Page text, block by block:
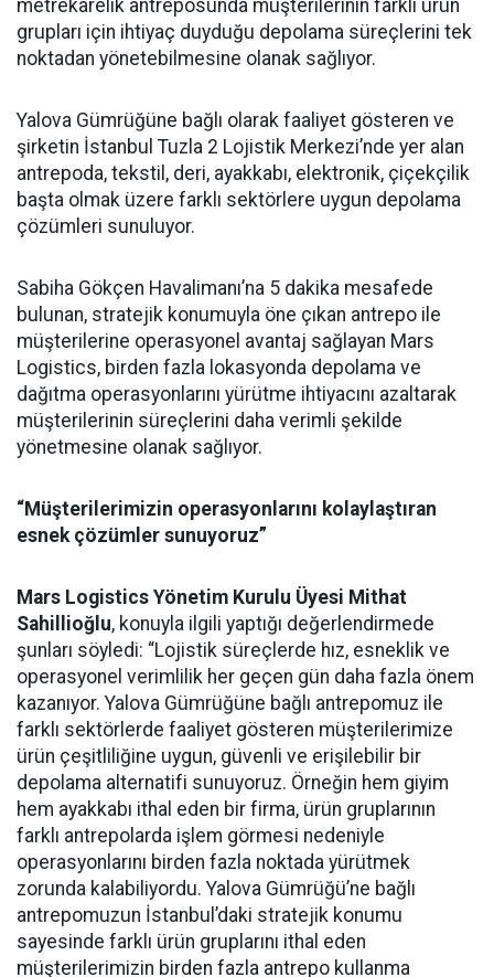
metrekarelik antreposunda müşterilerinin farklı ürün
grupları için ihtiyaç duyduğu depolama süreçlerini tek
noktadan yönetebilmesine olanak sağlıyor.
Yalova Gümrüğüne bağlı olarak faaliyet gösteren ve
şirketin İstanbul Tuzla 2 Lojistik Merkezi’nde yer alan
antrepoda, tekstil, deri, ayakkabı, elektronik, çiçekçilik
başta olmak üzere farklı sektörlere uygun depolama
çözümleri sunuluyor.
Sabiha Gökçen Havalimanı’na 5 dakika mesafede
bulunan, stratejik konumuyla öne çıkan antrepo ile
müşterilerine operasyonel avantaj sağlayan Mars
Logistics, birden fazla lokasyonda depolama ve
dağıtma operasyonlarını yürütme ihtiyacını azaltarak
müşterilerinin süreçlerini daha verimli şekilde
yönetmesine olanak sağlıyor.
“Müşterilerimizin operasyonlarını kolaylaştıran
esnek çözümler sunuyoruz”
Mars Logistics Yönetim Kurulu Üyesi Mithat
Sahillioğlu, konuyla ilgili yaptığı değerlendirmede
şunları söyledi: “Lojistik süreçlerde hız, esneklik ve
operasyonel verimlilik her geçen gün daha fazla önem
kazanıyor. Yalova Gümrüğüne bağlı antrepomuz ile
farklı sektörlerde faaliyet gösteren müşterilerimize
ürün çeşitliliğine uygun, güvenli ve erişilebilir bir
depolama alternatifi sunuyoruz. Örneğin hem giyim
hem ayakkabı ithal eden bir firma, ürün gruplarının
farklı antrepolarda işlem görmesi nedeniyle
operasyonlarını birden fazla noktada yürütmek
zorunda kalabiliyordu. Yalova Gümrüğü’ne bağlı
antrepomuzun İstanbul’daki stratejik konumu
sayesinde farklı ürün gruplarını ithal eden
müşterilerimizin birden fazla antrepo kullanma